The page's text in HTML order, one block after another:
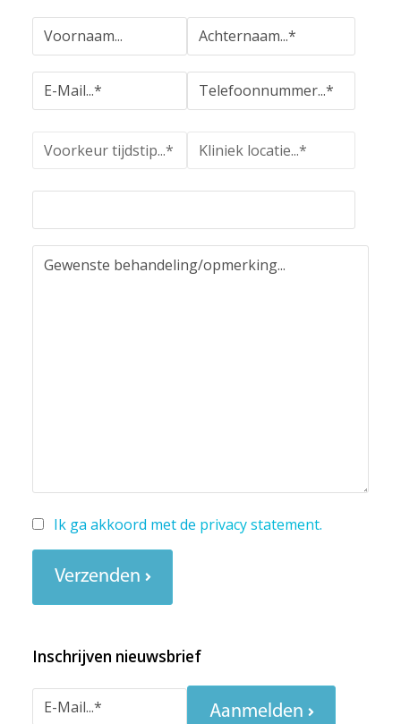
Ik ga akkoord met de privacy statement.
Verzenden
Inschrijven nieuwsbrief
Aanmelden